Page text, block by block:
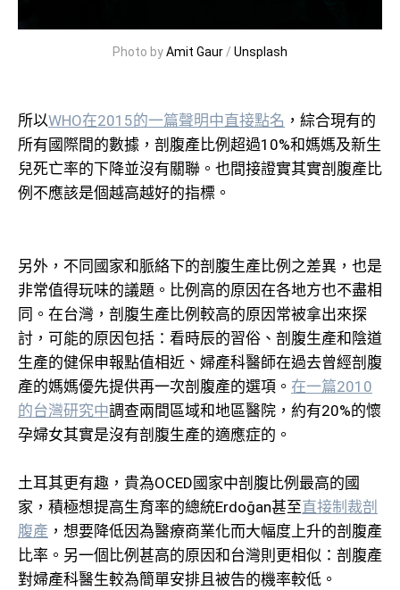
Photo byAmit Gaur / Unsplash
所以WHO在2015的一篇聲明中直接點名 ，綜合現有的
所有國際間的數據，剖腹產比例超過10%和媽媽及新生
兒死亡率的下降並沒有關聯。也間接證實其實剖腹產比
例不應該是個越高越好的指標。
另外，不同國家和脈絡下的剖腹生產比例之差異，也是
非常值得玩味的議題。比例高的原因在各地方也不盡相
同。在台灣，剖腹生產比例較高的原因常被拿出來探
討，可能的原因包括：看時辰的習俗、剖腹生產和陰道
生產的健保申報點值相近、婦產科醫師在過去曾經剖腹
產的媽媽優先提供再一次剖腹產的選項。 在一篇2010
的台灣研究中調查兩間區域和地區醫院，約有20%的懷
孕婦女其實是沒有剖腹生產的適應症的。
土耳其更有趣，貴為OCED國家中剖腹比例最高的國
家，積極想提高生育率的總統Erdoğan甚至直接制裁剖
腹產 ，想要降低因為醫療商業化而大幅度上升的剖腹產
比率。另一個比例甚高的原因和台灣則更相似：剖腹產
對婦產科醫生較為簡單安排且被告的機率較低。